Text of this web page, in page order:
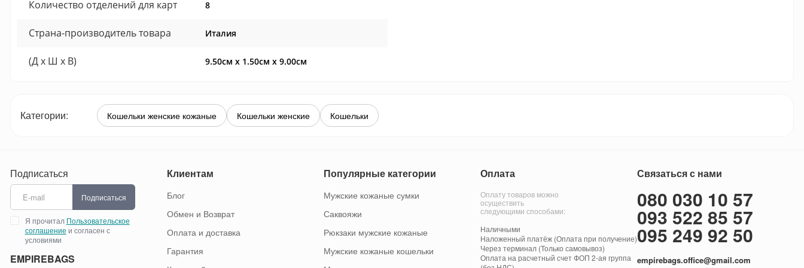
Количество отделений для карт 8
Страна-производитель товара Италия
(Д x Ш x В) 9.50см x 1.50см x 9.00см
Категории: Кошельки женские кожаные Кошельки женские Кошельки
Подписаться
Подписаться
Я прочитал Пользовательское
соглашение и согласен с
условиями
EMPIREBAGS
Клиентам
Блог
Обмен и Возврат
Оплата и доставка
Гарантия
Популярные категории
Мужские кожаные сумки
Саквояжи
Рюкзаки мужские кожаные
Мужские кожаные кошельки
Оплата
Оплату товаров можно
осуществить
следующими способами:
Наличными
Наложенный платёж (Оплата при получение)
Через терминал (Только самовывоз)
Оплата на расчетный счет ФОП 2-ая группа
Связаться с нами
080 030 10 57
093 522 85 57
095 249 92 50
empirebags.office@gmail.com